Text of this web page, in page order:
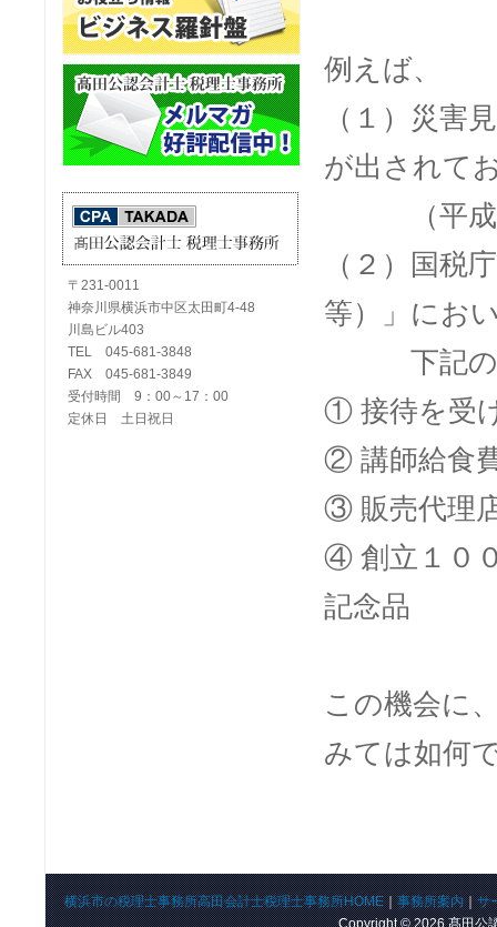
〒231-0011
神奈川県横浜市中区太田町4-48
川島ビル403
TEL 045-681-3848
FAX 045-681-3849
受付時間 9：00～17：00
定休日 土日祝日
例えば、
（１）災害
が出されて
（平成７
（２）国税
等）」にお
下記の事
① 接待を受
② 講師給食
③ 販売代理
④ 創立１０
記念品
この機会に
みては如何
横浜市の税理士事務所高田会計士税理士事務所HOME｜事務所案内｜サ
Copyright © 2026 髙田公